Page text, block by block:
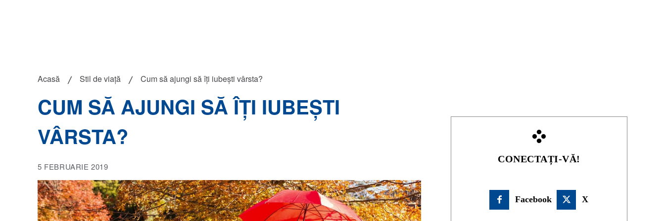
Acasă Stil de viață Cum să ajungi să îți iubești vârsta?
CUM SĂ AJUNGI SĂ ÎȚI IUBEȘTI
VÂRSTA?
5 FEBRUARIE 2019
CONECTAȚI-VĂ!
Facebook X